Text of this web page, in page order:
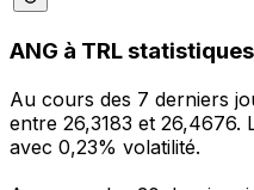
ANG à TRL statistiques
Au cours des 7 derniers
entre 26,3183 et 26,4676.
avec 0,23% volatilité.